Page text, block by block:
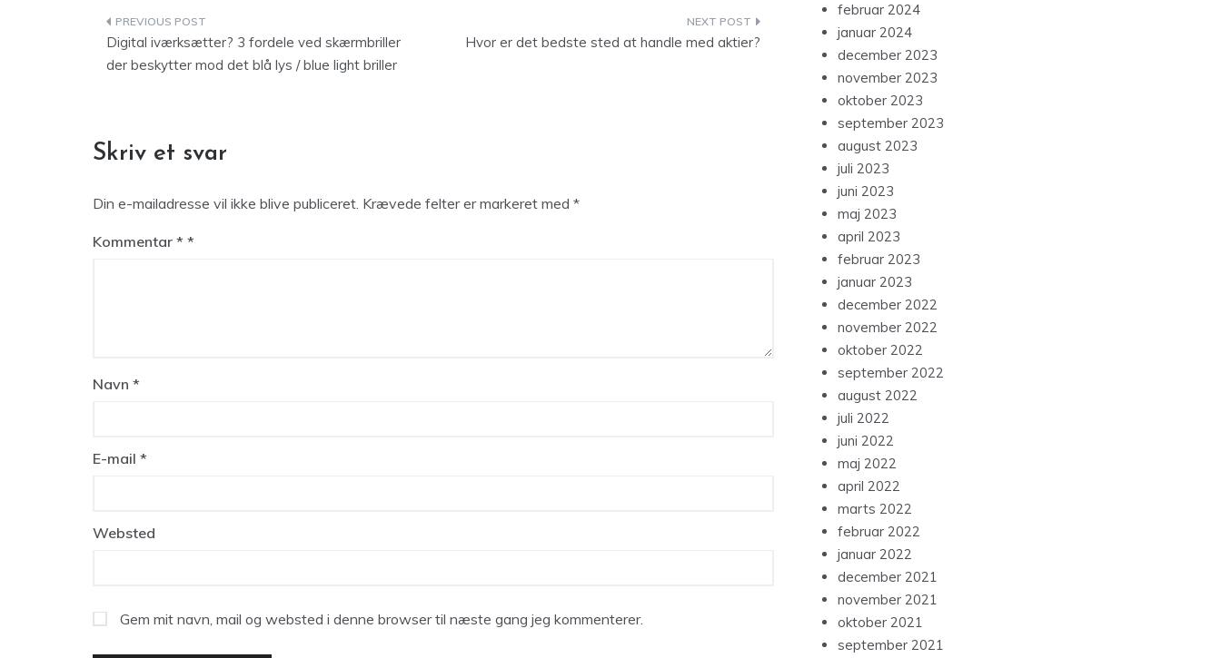
Indlægsnavigation
Digital iværksætter? 3 fordele ved skærmbriller
der beskytter mod det blå lys / blue light briller
Hvor er det bedste sted at handle med aktier?
Skriv et svar
Din e-mailadresse vil ikke blive publiceret. Krævede felter er markeret med *
Kommentar *
Navn *
E-mail *
Websted
Gem mit navn, mail og websted i denne browser til næste gang jeg kommenterer.
februar 2024
januar 2024
december 2023
november 2023
oktober 2023
september 2023
august 2023
juli 2023
juni 2023
maj 2023
april 2023
februar 2023
januar 2023
december 2022
november 2022
oktober 2022
september 2022
august 2022
juli 2022
juni 2022
maj 2022
april 2022
marts 2022
februar 2022
januar 2022
december 2021
november 2021
oktober 2021
september 2021